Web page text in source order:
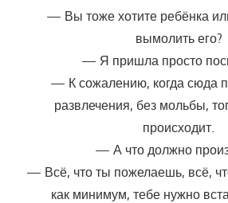
— Вы тоже хотите ребёнка
вымолить его?
— Я пришла просто
— К сожалению, когда сюда
развлечения, без мольбы,
происходит.
— А что должно
— Всё, что ты пожелаешь, всё,
как минимум, тебе нужно